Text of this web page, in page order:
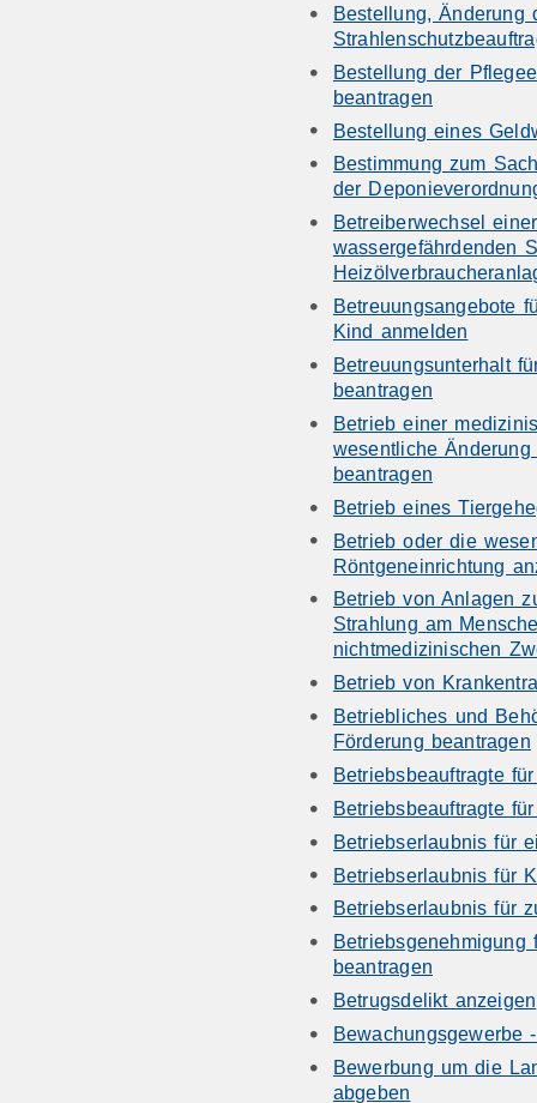
Bestellung, Änderung
Bestellung der
beantragen
Bestellung eines
Bestimmung zum
der
Betreiberwechsel
wassergefährdenden
Betreuungsangebote
Kind anmelden
Betreuungsunterhalt
beantragen
Betrieb einer
wesentliche
beantragen
Betrieb eines
Betrieb oder die
Röntgeneinrichtung
Betrieb von Anlagen
Strahlung am
nichtmedizinischen
Betrieb von
Betriebliches und
Förderung beantragen
Betriebsbeauftragte
Betriebsbeauftragte
Betriebserlaubnis für
Betriebserlaubnis für
Betriebserlaubnis für
beantragen
Betrugsdelikt anzeigen
Bewachungsgewerbe
Bewerbung um die
abgeben